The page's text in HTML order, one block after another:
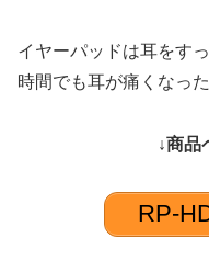
イヤーパッドは耳をす
時間でも耳が痛くなっ
↓商品
RP-